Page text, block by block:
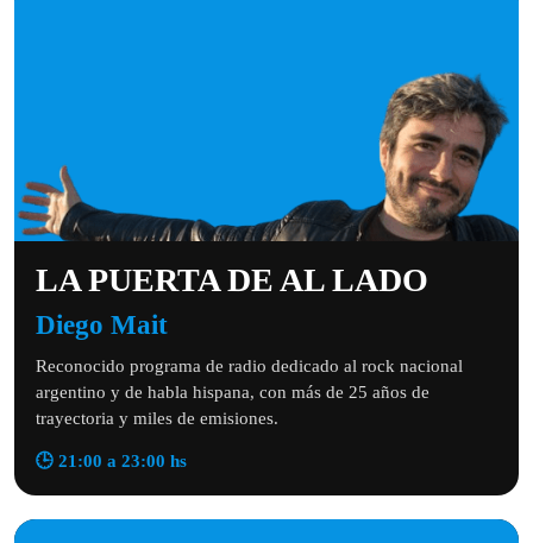
LA PUERTA DE AL LADO
Diego Mait
Reconocido programa de radio dedicado al rock nacional
argentino y de habla hispana, con más de 25 años de
trayectoria y miles de emisiones.
🕒 21:00 a 23:00 hs